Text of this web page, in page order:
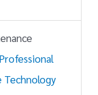
Technology